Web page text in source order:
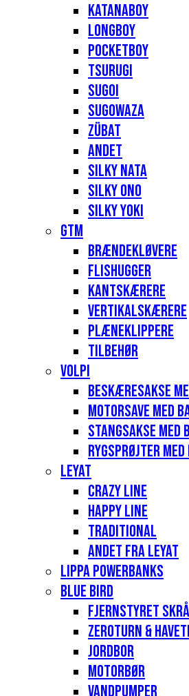
Katanaboy
Longboy
Pocketboy
Tsurugi
Sugoi
Sugowaza
Zübat
Andet
Silky Nata
Silky Ono
Silky Yoki
GTM
Brændekløvere
Flishugger
Kantskærere
Vertikalskærere
Plæneklippere
Tilbehør
Volpi
Beskæresakse
Motorsave med
Stangsakse
Rygsprøjter
Leyat
Crazy Line
Happy Line
Traditional
Andet fra Leyat
Lippa Powerbanks
Blue Bird
Fjernstyret
Zeroturn &
Jordbor
Motorbør
Vandpumper